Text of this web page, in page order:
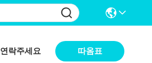
연락주세요 따옴표